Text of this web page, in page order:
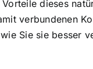
dieses
verbundenen
Sie sie besser